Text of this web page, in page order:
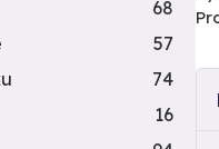
68
57
74
16